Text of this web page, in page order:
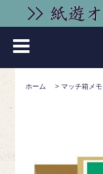
ホーム >マッチ箱メモ